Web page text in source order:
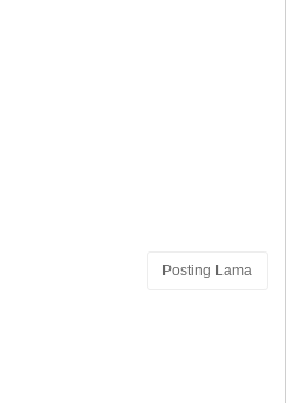
Posting Lama